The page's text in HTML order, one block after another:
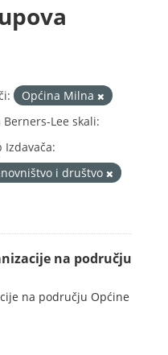
Općina Milna
Lee skali:
Izdavača:
i društvo
na području
na području Općine